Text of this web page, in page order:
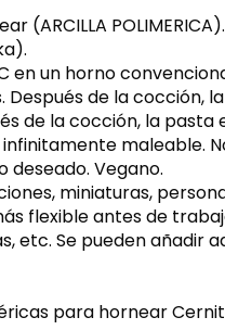
(ARCILLA
en un horno
Después de la
de la cocción, la
maleable.
Vegano.
miniaturas,
flexible antes de
etc. Se pueden añadir
para hornear